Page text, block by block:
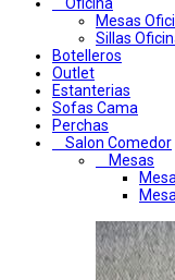
Oficina
Mesas
Sillas
Botelleros
Outlet
Estanterias
Sofas Cama
Perchas
Salon Comedor
Mesas